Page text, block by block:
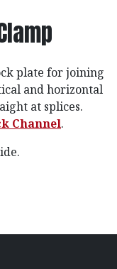
plate for joining
and horizontal
at splices.
Channel.